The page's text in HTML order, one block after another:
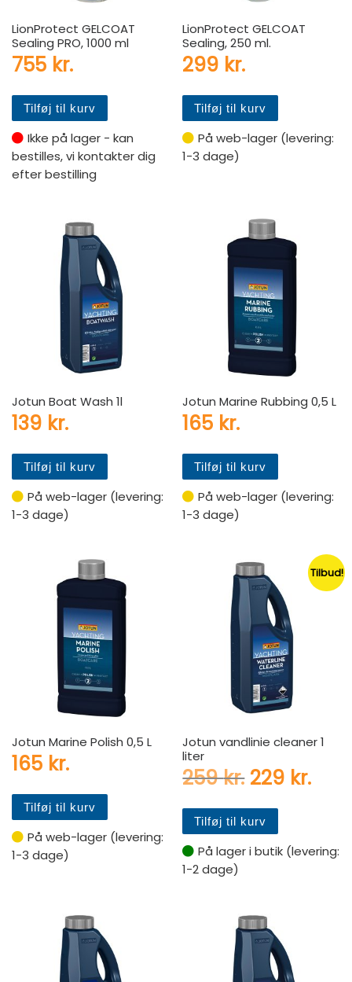
LionProtect GELCOAT
Sealing PRO, 1000 ml
755 kr.
Tilføj til kurv
Ikke på lager - kan
bestilles, vi kontakter dig
efter bestilling
LionProtect GELCOAT
Sealing, 250 ml.
299 kr.
Tilføj til kurv
På web-lager (levering:
1-3 dage)
Jotun Boat Wash 1l
139 kr.
Tilføj til kurv
På web-lager (levering:
1-3 dage)
Jotun Marine Rubbing 0,5 L
165 kr.
Tilføj til kurv
På web-lager (levering:
1-3 dage)
Jotun Marine Polish 0,5 L
165 kr.
Tilføj til kurv
På web-lager (levering:
1-3 dage)
Tilbud!
Jotun vandlinie cleaner 1
liter
259kr. Den
229 kr.
Tilføj til kurv
På lager i butik (levering:
1-2 dage)